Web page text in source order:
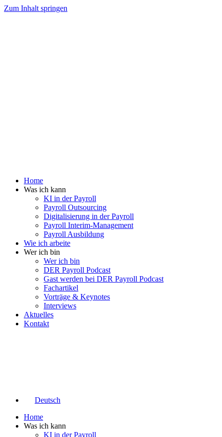
Zum Inhalt springen
Home
Was ich kann
KI in der Payroll
Payroll Outsourcing
Digitalisierung in der Payroll
Payroll Interim-Management
Payroll Ausbildung
Wie ich arbeite
Wer ich bin
Wer ich bin
DER Payroll Podcast
Gast werden bei DER Payroll Podcast
Fachartikel
Vorträge & Keynotes
Interviews
Aktuelles
Kontakt
Deutsch
Home
Was ich kann
KI in der Payroll